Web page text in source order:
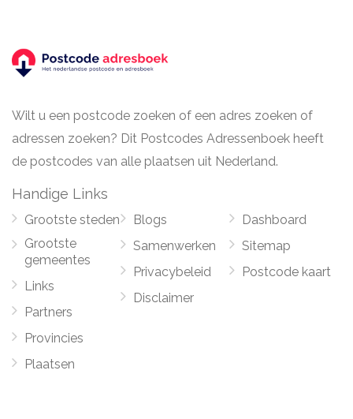
Wilt u een postcode zoeken of een adres zoeken of
adressen zoeken? Dit Postcodes Adressenboek heeft
de postcodes van alle plaatsen uit Nederland.
Handige Links
Grootste steden
Grootste
gemeentes
Links
Partners
Provincies
Plaatsen
Blogs
Samenwerken
Privacybeleid
Disclaimer
Dashboard
Sitemap
Postcode kaart